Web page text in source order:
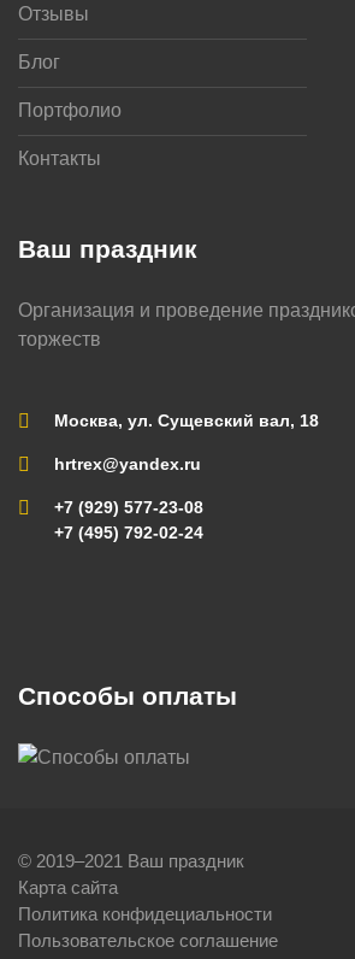
Ваш праздник
Организация и проведение
торжеств
Москва, ул. Сущевский вал, 18
hrtrex@yandex.ru
+7 (929) 577-23-08
+7 (495) 792-02-24
Отзывы
Блог
Портфолио
Контакты
Способы оплаты
© 2019–2021 Ваш праздник
Карта сайта
Политика конфидециальности
Пользовательское соглашение